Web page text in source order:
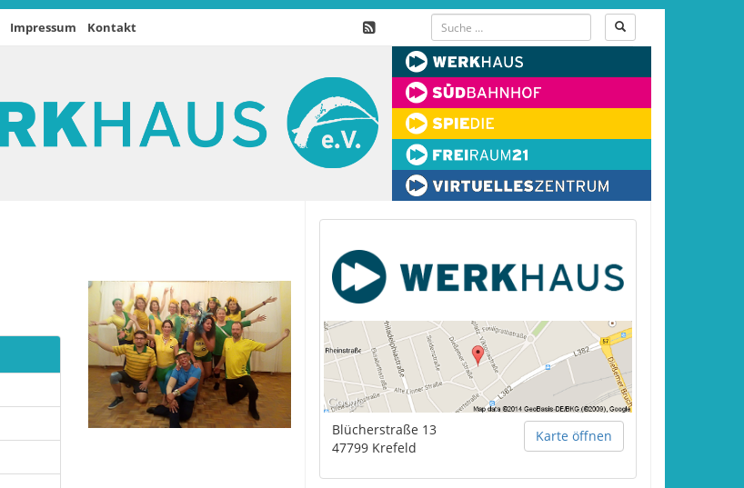
Impressum Kontakt
Karte öffnen
Blücherstraße 13
47799 Krefeld